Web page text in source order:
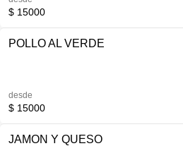
$ 15000
POLLO AL VERDE
desde
$ 15000
JAMON Y QUESO